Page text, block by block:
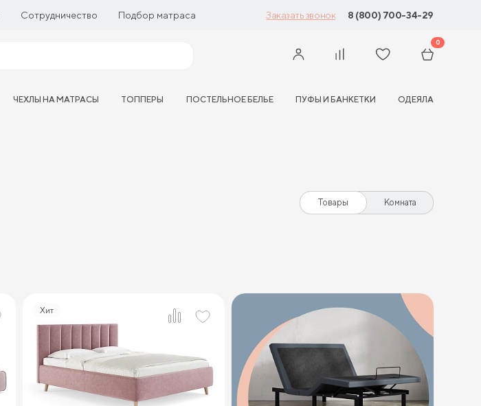
Сотрудничество Подбор матраса Заказать звонок 8 (800) 700-34-29
0
ЧЕХЛЫ НА МАТРАСЫ ТОППЕРЫ ПОСТЕЛЬНОЕ БЕЛЬЕ ПУФЫ И БАНКЕТКИ ОДЕЯЛА
Товары Комната
Хит
2